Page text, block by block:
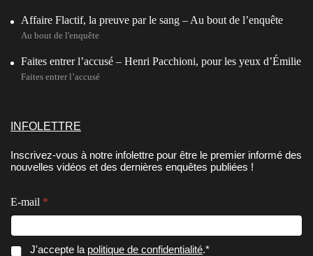
Affaire Flactif, la preuve par le sang – Au bout de l’enquête
Au bout de l'enquête
Faites entrer l’accusé – Henri Pacchioni, pour les yeux d’Émilie
Faites entrer l’accusé
INFOLETTRE
Inscrivez-vous à notre infolettre pour être le premier informé des
nouvelles vidéos et des dernières enquêtes publiées !
E-mail *
E
C J'accepte la politique de confidentialité.*